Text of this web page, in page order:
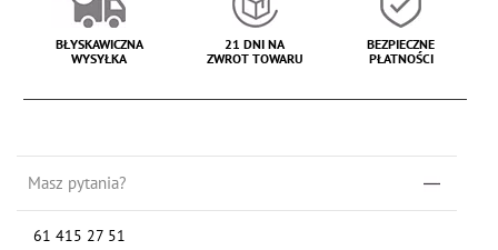
BŁYSKAWICZNA
WYSYŁKA
21 DNI NA
ZWROT TOWARU
BEZPIECZNE
PŁATNOŚCI
Masz pytania?
61 415 27 51